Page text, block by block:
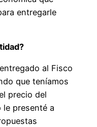
entregarle
al Fisco
que teníamos
precio del
le presenté a